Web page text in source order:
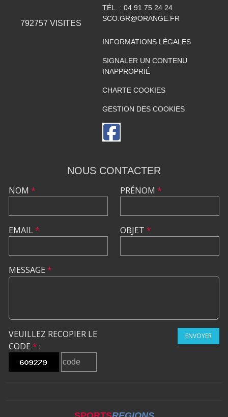
792757 VISITES
TÉL. : 04 91 75 24 24
SCO.GR@ORANGE.FR
INFORMATIONS LÉGALES
SIGNALER UN CONTENU
INAPPROPRIÉ
CHARTE COOKIES
GESTION DES COOKIES
NOUS CONTACTER
NOM *
EMAIL*
PRÉNOM *
OBJET *
MESSAGE *
VEUILLEZ RECOPIER LE
CODE * :
ENVOYER